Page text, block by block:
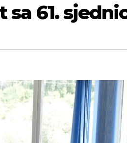
61.